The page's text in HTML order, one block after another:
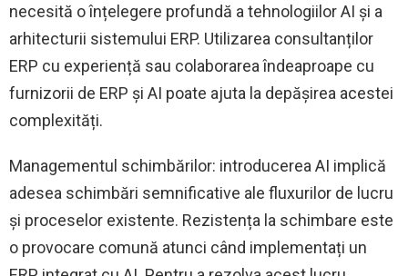
necesită o înțelegere profundă a tehnologiilor AI și a
arhitecturii sistemului ERP. Utilizarea consultanților
ERP cu experiență sau colaborarea îndeaproape cu
furnizorii de ERP și AI poate ajuta la depășirea acestei
complexități.
Managementul schimbărilor: introducerea AI implică
adesea schimbări semnificative ale fluxurilor de lucru
și proceselor existente. Rezistența la schimbare este
o provocare comună atunci când implementați un